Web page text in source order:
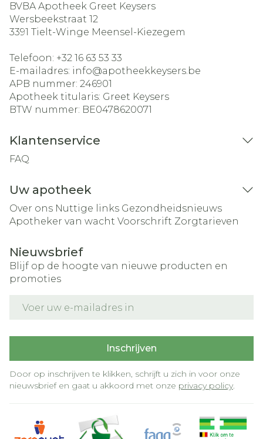
BVBA Apotheek Greet Keysers
Wersbeekstraat 12
3391 Tielt-Winge Meensel-Kiezegem
Telefoon: +32 16 63 53 33
E-mailadres: info@apotheekkeysers.be
APB nummer: 246901
Apotheek titularis: Greet Keysers
BTW nummer: BE0478620071
Klantenservice
FAQ
Uw apotheek
Over ons Nuttige links Gezondheidsnieuws
Apotheker van wacht Voorschrift Zorgtarieven
Nieuwsbrief
Blijf op de hoogte van nieuwe producten en
promoties
Inschrijven
Door op inschrijven te klikken, schrijft u zich in voor onze
nieuwsbrief en gaat u akkoord met onze privacy policy.